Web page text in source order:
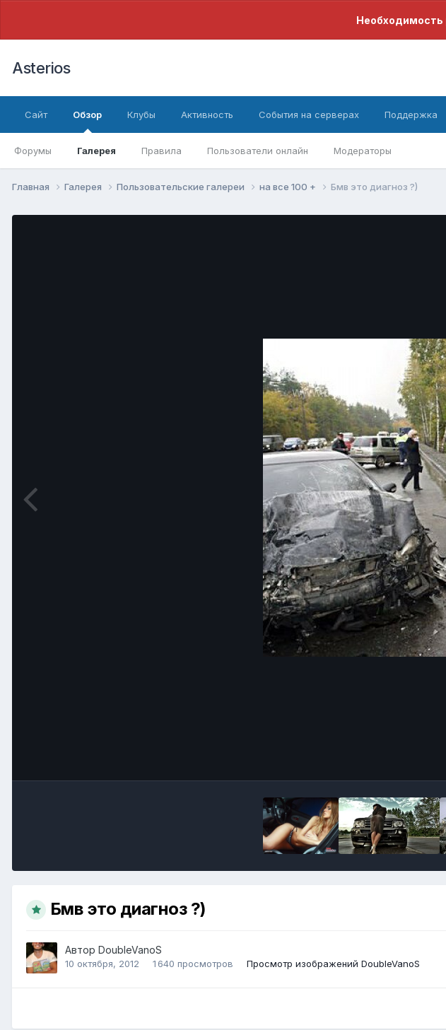
Необходимость
Asterios
Сайт Обзор
Форумы Галерея Правила Пользователи онлайн Модераторы
Клубы Активность События на серверах Поддержка
Главная Галерея Пользовательские галереи на все 100 + Бмв это диагноз ?)
Бмв это диагноз ?)
Автор DoubleVanoS
10 октября, 2012 1 640 просмотров Просмотр изображений DoubleVanoS